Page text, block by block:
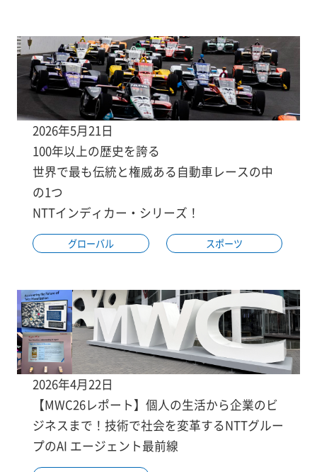
2026年5月21日
100年以上の歴史を誇る
世界で最も伝統と権威ある自動車レースの中
の1つ
NTTインディカー・シリーズ！
グローバル スポーツ
2026年4月22日
【MWC26レポート】個人の生活から企業のビ
ジネスまで！技術で社会を変革するNTTグルー
プのAI エージェント最前線